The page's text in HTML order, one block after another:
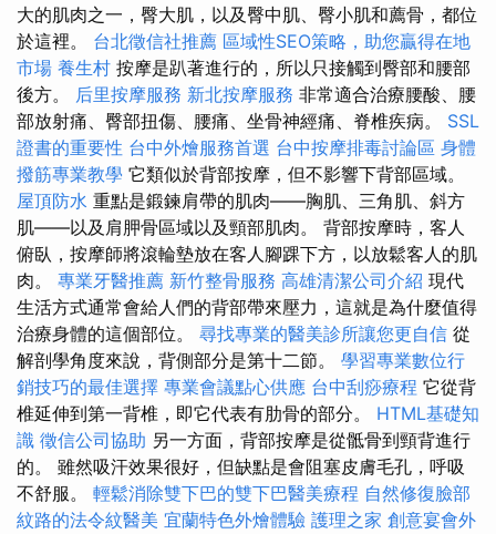
大的肌肉之一，臀大肌，以及臀中肌、臀小肌和薦骨，都位
於這裡。 台北徵信社推薦 區域性SEO策略，助您贏得在地
市場 養生村 按摩是趴著進行的，所以只接觸到臀部和腰部
後方。 后里按摩服務 新北按摩服務 非常適合治療腰酸、腰
部放射痛、臀部扭傷、腰痛、坐骨神經痛、脊椎疾病。 SSL
證書的重要性 台中外燴服務首選 台中按摩排毒討論區 身體
撥筋專業教學 它類似於背部按摩，但不影響下背部區域。
屋頂防水 重點是鍛鍊肩帶的肌肉——胸肌、三角肌、斜方
肌——以及肩胛骨區域以及頸部肌肉。 背部按摩時，客人
俯臥，按摩師將滾輪墊放在客人腳踝下方，以放鬆客人的肌
肉。 專業牙醫推薦 新竹整骨服務 高雄清潔公司介紹 現代
生活方式通常會給人們的背部帶來壓力，這就是為什麼值得
治療身體的這個部位。 尋找專業的醫美診所讓您更自信 從
解剖學角度來說，背側部分是第十二節。 學習專業數位行
銷技巧的最佳選擇 專業會議點心供應 台中刮痧療程 它從背
椎延伸到第一背椎，即它代表有肋骨的部分。 HTML基礎知
識 徵信公司協助 另一方面，背部按摩是從骶骨到頸背進行
的。 雖然吸汗效果很好，但缺點是會阻塞皮膚毛孔，呼吸
不舒服。 輕鬆消除雙下巴的雙下巴醫美療程 自然修復臉部
紋路的法令紋醫美 宜蘭特色外燴體驗 護理之家 創意宴會外